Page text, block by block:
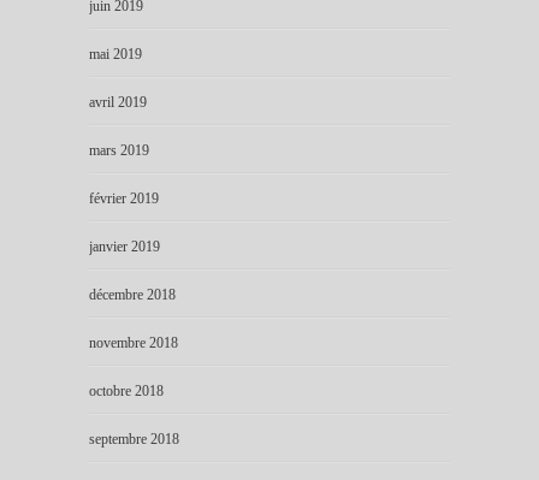
juin 2019
mai 2019
avril 2019
mars 2019
février 2019
janvier 2019
décembre 2018
novembre 2018
octobre 2018
septembre 2018